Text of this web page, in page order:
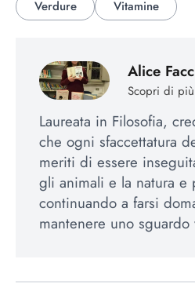
Verdure
Vitamine
Alice
Scopri di più
Laureata in Filosofia,
che ogni sfaccettatura
meriti di essere
gli animali e la natura e
continuando a farsi
mantenere uno